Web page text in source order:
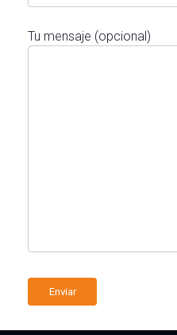
Tu mensaje (opcional)
A